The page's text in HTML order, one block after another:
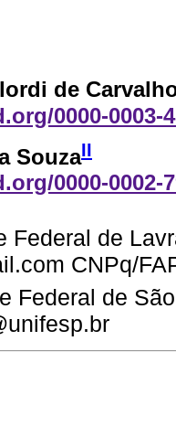
de
0000-0003-
SouzaII
0000-0002-
Federal de
CNPq/
Federal de